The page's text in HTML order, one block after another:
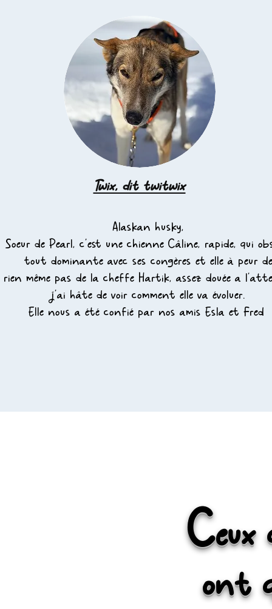
Twix, dit twitwix
Alaskan husky,
Soeur de Pearl, c'est une chienne Câline, rapide, qui
tout dominante avec sescongères et elle à peur
rienmême pas de lacheffe Hartik, assez douée a
j'ai hâte de voir comment elle va évoluer.
Elle nous aété confié par nos amis Esla et Fred
Ceux
ont